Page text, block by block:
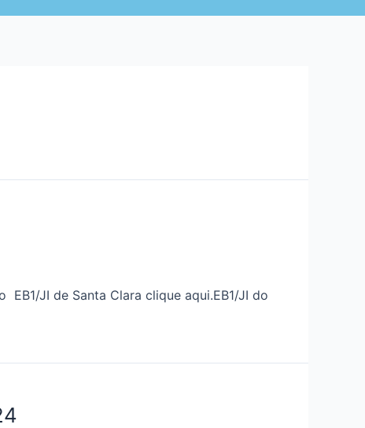
JI de Santa Clara clique aqui.EB1/JI do